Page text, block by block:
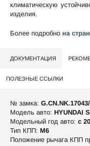
климатическую
изделия.
Более подробно на
ДОКУМЕНТАЦИЯ
ПОЛЕЗНЫЕ ССЫЛКИ
№ замка:
Модель авто: HYUNDAI
Модельный год авто: c
Тип КПП: М6
Положение рычага КПП